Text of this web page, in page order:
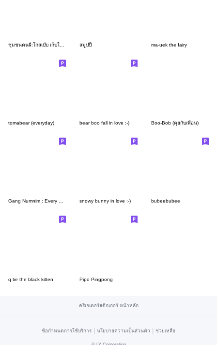
สมูปปี้ ma-uek the fairy
tomabear (everyday) bear boo fall in love :-) Boo-Bob (คุยกับเพื่อน)
Gang Numnim : Every day words V.2 :-) snowy bunny in love :-) bubeebubee
q tie the black kitten Pipo Pingpong
ครีเอเตอร์สติกเกอร์ หน้าหลัก
ข้อกำหนดการใช้บริการ | นโยบายความเป็นส่วนตัว | ช่วยเหลือ